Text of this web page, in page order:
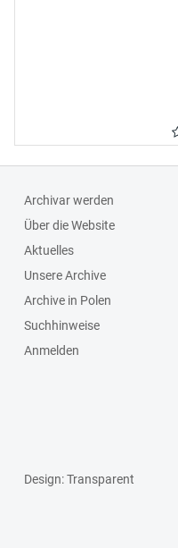
Archivar werden
Über die Website
Aktuelles
Unsere Archive
Archive in Polen
Suchhinweise
Anmelden
Design: Transparent